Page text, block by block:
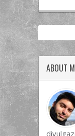
ABOUT